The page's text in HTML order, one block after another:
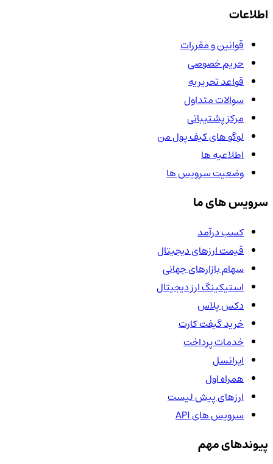
اطلاعات
قوانین و مقررات
حریم خصوصی
قواعد تحریریه
سوالات متداول
مرکز پشتیبانی
لوگو های کیف پول من
اطلاعیه ها
وضعیت سرویس ها
سرویس های ما
کسب درآمد
قیمت ارزهای دیجیتال
سهام بازارهای جهانی
استیکینگ ارز دیجیتال
دکس پلاس
خرید گیفت کارت
خدمات پرداخت
ایرانسل
همراه اول
ارزهای پیش لیست
سرویس های API
پیوندهای مهم